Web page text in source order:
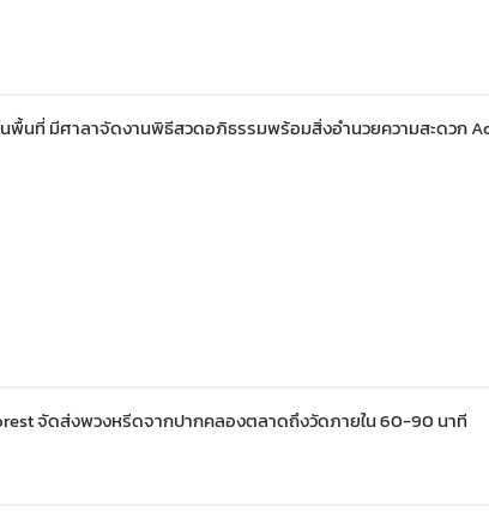
นพื้นที่ มีศาลาจัดงานพิธีสวดอภิธรรมพร้อมสิ่งอำนวยความสะดวก
จัดส่งพวงหรีดจากปากคลองตลาดถึงวัดภายใน 60-90 นาที